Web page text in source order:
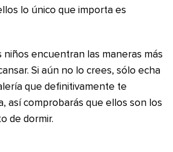
lo único que importa es
niños encuentran las maneras más
Si aún no lo crees, sólo echa
que definitivamente te
así comprobarás que ellos son los
de dormir.